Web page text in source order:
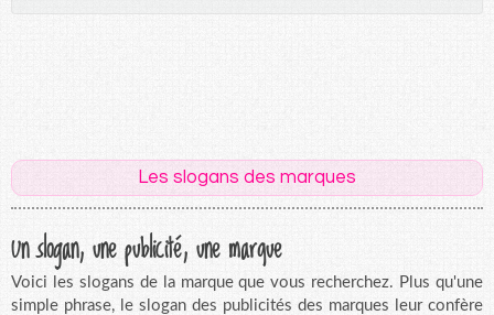
Les slogans des marques
Un slogan, une publicité, une marque
Voici les slogans de la marque que vous recherchez. Plus qu'une
simple phrase, le slogan des publicités des marques leur confère